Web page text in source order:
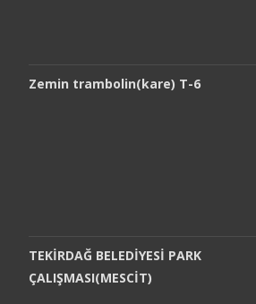
Zemin trambolin(kare) T-6
TEKİRDAĞ BELEDİYESİ PARK
ÇALIŞMASI(MESCİT)